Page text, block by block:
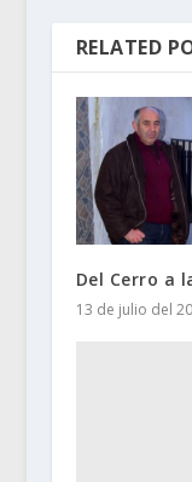
RELATED
Del Cerro a
13 de julio del